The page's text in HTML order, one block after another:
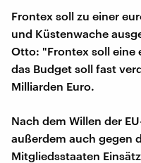
Frontex soll zu einer
und Küstenwache
Otto: "Frontex soll eine
das Budget soll fast
Milliarden Euro.
Nach dem Willen der
außerdem auch gegen
Mitgliedsstaaten